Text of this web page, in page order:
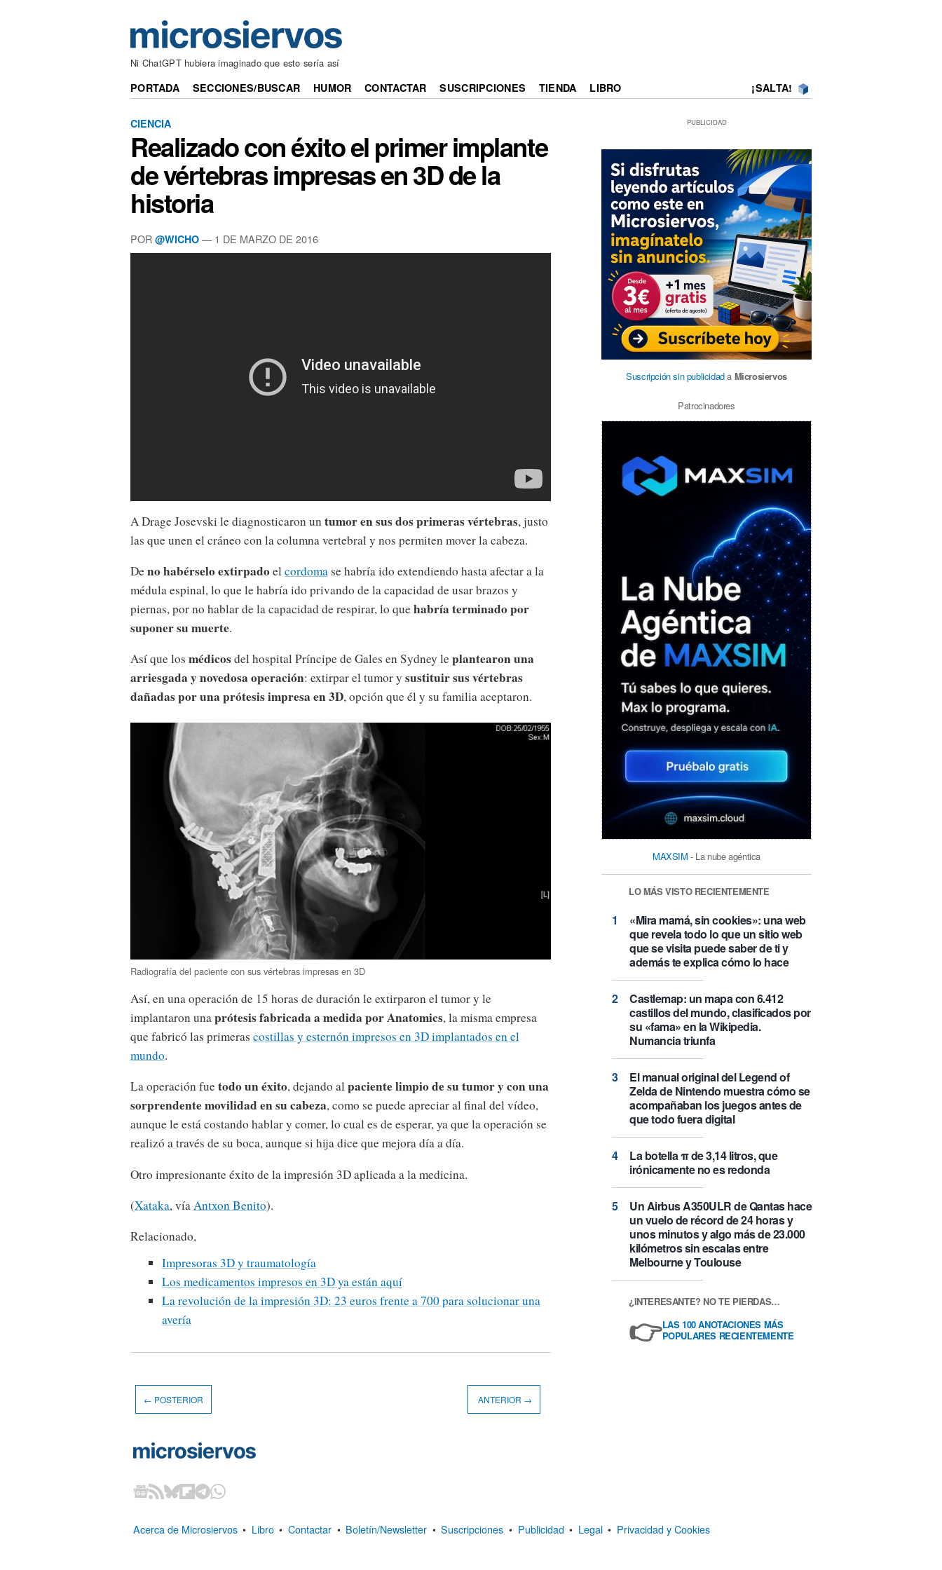
Ni ChatGPT hubiera imaginado que esto sería así
PORTADA SECCIONES/BUSCAR HUMOR CONTACTAR SUSCRIPCIONES TIENDA LIBRO ¡SALTA!
CIENCIA
Realizado con éxito el primer implante
de vértebras impresas en 3D de la
historia
POR @WICHO — 1 DE MARZO DE 2016
A Drage Josevski le diagnosticaron untumor en sus dos primeras vértebras, justo
las que unen el cráneo con la columna vertebral y nos permiten mover la cabeza.
Deno habérselo extirpadoelcordoma se habría ido extendiendo hasta afectar a la
médula espinal, lo que le habría ido privando de la capacidad de usar brazos y
piernas, por no hablar de la capacidad de respirar, lo quehabría terminado por
suponer su muerte.
Así que los médicosdel hospital Príncipe de Gales en Sydney leplantearon una
arriesgada y novedosa operación: extirpar el tumor y sustituir sus vértebras
dañadas por una prótesis impresa en 3D, opción que él y su familia aceptaron.
Radiografía del paciente con sus vértebras impresas en 3D
Así, en una operación de 15 horas de duración le extirparon el tumor y le
implantaron unaprótesis fabricada a medida por Anatomics, la misma empresa
que fabricó las primeras costillas y esternón impresos en 3D implantados en el
mundo.
La operación fuetodo un éxito, dejando alpaciente limpio de su tumor y con una
sorprendente movilidad en su cabeza, como se puede apreciar al final del vídeo,
aunque le está costando hablar y comer, lo cual es de esperar, ya que la operación se
realizó a través de su boca, aunque si hija dice que mejora día a día.
Otro impresionante éxito de la impresión 3D aplicada a la medicina.
(Xataka, víaAntxon Benito).
Relacionado,
Impresoras 3D y traumatología
Los medicamentos impresos en 3D ya están aquí
La revolución de la impresión 3D: 23 euros frente a 700 para solucionar una
avería
PUBLICIDAD
Suscripción sin publicidada Microsiervos
Patrocinadores
MAXSIM - La nube agéntica
LO MÁS VISTO RECIENTEMENTE
«Mira mamá, sin cookies»: una web
que revela todo lo que un sitio web
que se visita puede saber de ti y
además te explica cómo lo hace
Castlemap: un mapa con 6.412
castillos del mundo, clasificados por
su «fama» en la Wikipedia.
Numancia triunfa
El manual original del Legend of
Zelda de Nintendo muestra cómo se
acompañaban los juegos antes de
que todo fuera digital
La botella π de 3,14 litros, que
irónicamente no es redonda
Un Airbus A350ULR de Qantas hace
un vuelo de récord de 24 horas y
unos minutos y algo más de 23.000
kilómetros sin escalas entre
Melbourne y Toulouse
¿INTERESANTE? NO TE PIERDAS…
👉LAS 100 ANOTACIONES MÁS
POPULARES RECIENTEMENTE
← POSTERIOR ANTERIOR →
Acerca de Microsiervos • Libro • Contactar • Boletín/Newsletter • Suscripciones • Publicidad • Legal • Privacidad y Cookies